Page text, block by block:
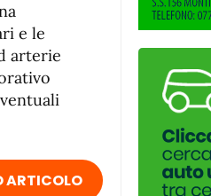
e le
arterie
ARTICOLO